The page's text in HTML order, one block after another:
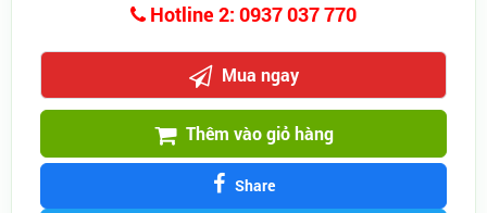
Hotline 2: 0937 037 770
Mua ngay
Thêm vào giỏ hàng
Share